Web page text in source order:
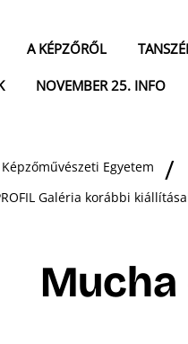
A KÉPZŐRŐL
NOVEMBER 25. INFO
Egyetem
Galéria korábbi